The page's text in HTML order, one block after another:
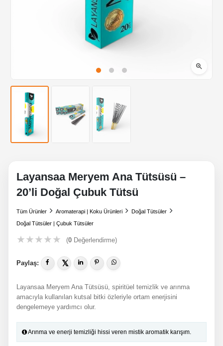
Layansaa Meryem Ana Tütsüsü –
20’li Doğal Çubuk Tütsü
Tüm Ürünler Aromaterapi | Koku Ürünleri
Doğal Tütsüler
Doğal Tütsüler | Çubuk Tütsüler
★★★★★ (0Değerlendirme)
Paylaş: 𝕏
Layansaa Meryem Ana Tütsüsü, spiritüel temizlik ve arınma
amacıyla kullanılan kutsal bitki özleriyle ortam enerjisini
dengelemeye yardımcı olur.
Arınma ve enerji temizliği hissi veren mistik aromatik karışım.